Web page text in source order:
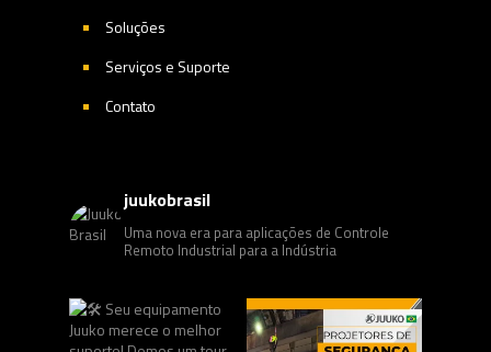
Soluções
Serviços e Suporte
Contato
juukobrasil
Uma nova era para aplicações de Controle
Remoto Industrial para a Indústria